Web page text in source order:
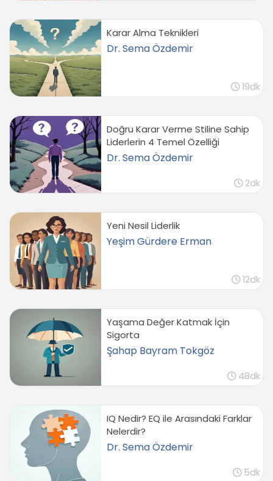
Karar Alma Teknikleri
Dr. Sema Özdemir
19dk
Doğru Karar Verme Stiline Sahip
Liderlerin 4 Temel Özelliği
Dr. Sema Özdemir
2dk
Yeni Nesil Liderlik
Yeşim Gürdere Erman
12dk
Yaşama Değer Katmak İçin
Sigorta
Şahap Bayram Tokgöz
48dk
IQ Nedir? EQ ile Arasındaki Farklar
Nelerdir?
Dr. Sema Özdemir
5dk